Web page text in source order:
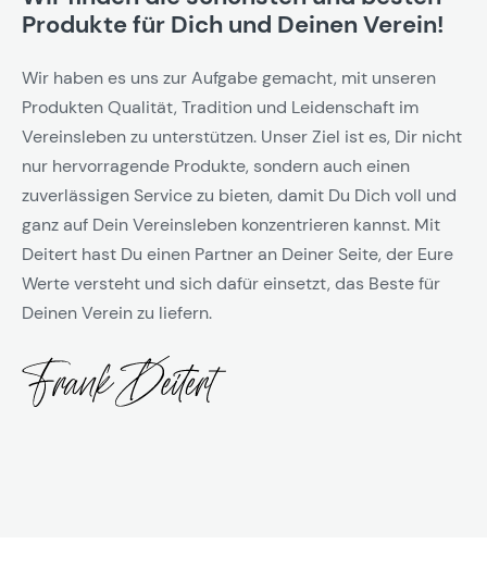
Silber:für den 2. Platz
Bronze:für den 3. Platz
Lieferumfang & Ausstattung
Dartmedaille „Allium“ Ø 70 mm
50-mm-Emblemin Gold, Silber oder
Bronze
Band oder Kordel
Individuelle Beschriftung
Rückseite möglich
Germany
Jede Dartmedaille „Allium“
Produkte für Dich und Deinen Verein!
Wir haben es uns zur Aufgabe gemacht, mit unseren
Produkten Qualität, Tradition und Leidenschaft im
Vereinsleben zu unterstützen. Unser Ziel ist es, Dir nicht
nur hervorragende Produkte, sondern auch einen
zuverlässigen Service zu bieten, damit Du Dich voll und
ganz auf Dein Vereinsleben konzentrieren kannst. Mit
Deitert hast Du einen Partner an Deiner Seite, der Eure
Werte versteht und sich dafür einsetzt, das Beste für
Deinen Verein zu liefern.